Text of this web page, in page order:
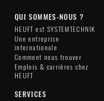
QUI SOMMES-NOUS ?
HEUFT est SYSTEMTECHNIK
Une entreprise
internationale
Comment nous trouver
Emplois & carrières chez
HEUFT
SERVICES